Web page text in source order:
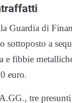
Guardia di
sottoposto a
e fibbie
euro.
tre